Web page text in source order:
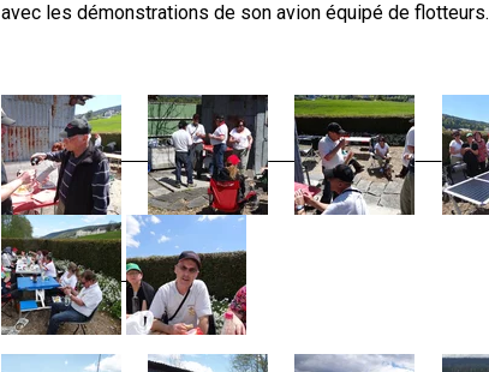
avec les démonstrations de son avion équipé de flotteurs.